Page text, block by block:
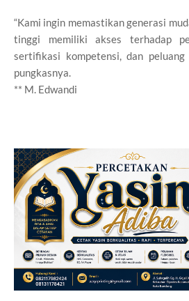
“Kami ingin memastikan generasi
tinggi memiliki akses terhadap
sertifikasi kompetensi, dan
pungkasnya.
** M. Edwandi